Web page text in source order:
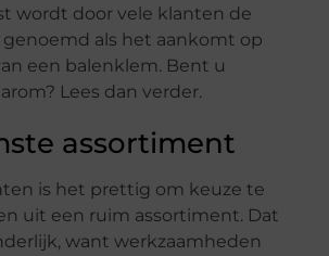
wordt door vele klanten de
als het aankomt op
een balenklem. Bent u
Lees dan verder.
assortiment
is het prettig om keuze te
uit een ruim assortiment. Dat
want werkzaamheden